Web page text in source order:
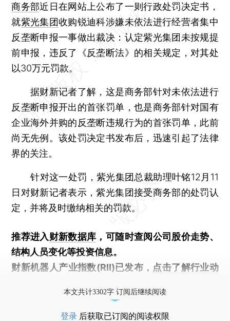
商务部近日在网站上公布了一则行政处罚决定书，
就紫光集团收购锐迪科涉嫌未依法进行经营者集中
反垄断申报一事做出裁决：认定紫光集团未按规提
前申报，违反了《反垄断法》的相关规定，对其处
以30万元罚款。
据财新记者了解，这是商务部针对未依法进行
反垄断申报开出的首张罚单，也是商务部针对国有
企业海外并购的反垄断违规行为的首张罚单，此前
尚无先例。该处罚决定书发布后，迅速引起了法律
界的关注。
针对这一处罚，紫光集团总裁助理叶铭12月11
日对财新记者表示，紫光集团接受商务部的处罚认
定，并将及时缴纳相关的罚款。
推荐进入财新数据库 ，可随时查阅公司股价走势、
结构人员变化等投资信息。
财新机器人产业指数(RII)已发布， 点击了解行业动
本文共计3302字 订阅后继续阅读
登录 后获取已订阅的阅读权限